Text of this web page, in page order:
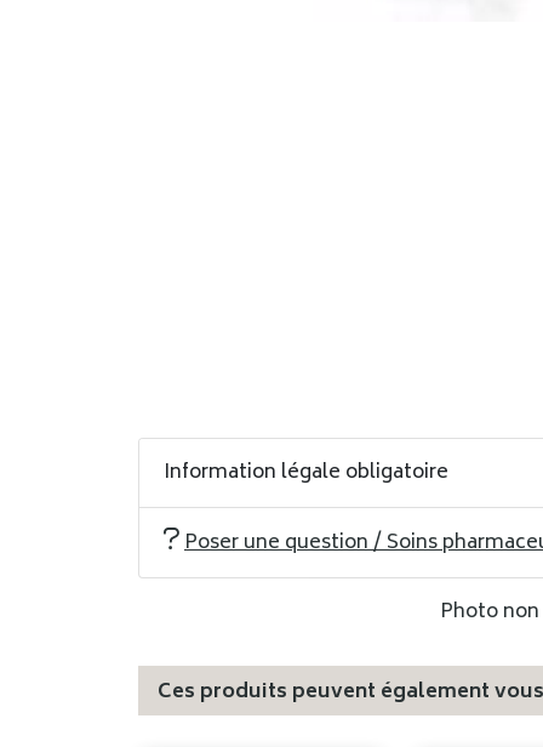
Information légale obligatoire
Poser une question / Soins
Photo
Ces produits peuvent également